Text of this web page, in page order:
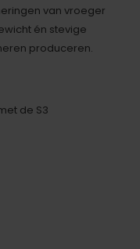
van vroeger
én stevige
produceren.
de S3